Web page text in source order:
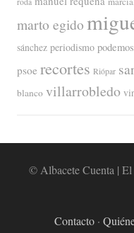
marto egido
sánchez periodismo podemos
psoe recortes Riópar
blanco villarrobledo
© Albacete Cuenta |
Contacto·